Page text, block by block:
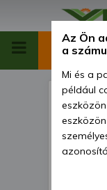
Az Ön
a
Mi és a
például